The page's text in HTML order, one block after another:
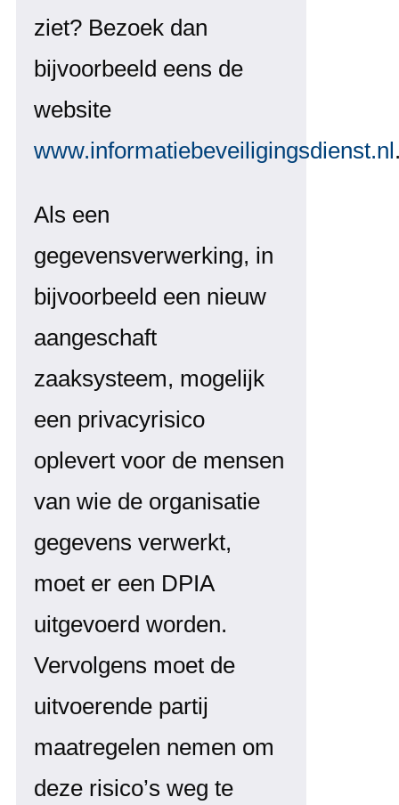
ziet? Bezoek dan
bijvoorbeeld eens de
website
www.informatiebeveiligingsdienst.nl
Als een
gegevensverwerking, in
bijvoorbeeld een nieuw
aangeschaft
zaaksysteem, mogelijk
een privacyrisico
oplevert voor de mensen
van wie de organisatie
gegevens verwerkt,
moet er een DPIA
uitgevoerd worden.
Vervolgens moet de
uitvoerende partij
maatregelen nemen om
deze risico’s weg te